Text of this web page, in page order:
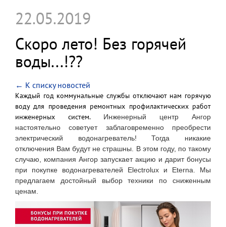
22.05.2019
Скоро лето! Без горячей
воды...!??
← К списку новостей
Каждый год коммунальные службы отключают нам горячую
воду для проведения ремонтных профилактических работ
инженерных систем.
Инженерный центр Ангор
настоятельно советует заблаговременно преобрести
электрический водонагреватель! Тогда никакие
отключения Вам будут не страшны. В этом году, по такому
случаю, компания Ангор запускает акцию и дарит бонусы
при покупке водонагревателей Electrolux и Eterna. Мы
предлагаем достойный выбор техники по сниженным
ценам.